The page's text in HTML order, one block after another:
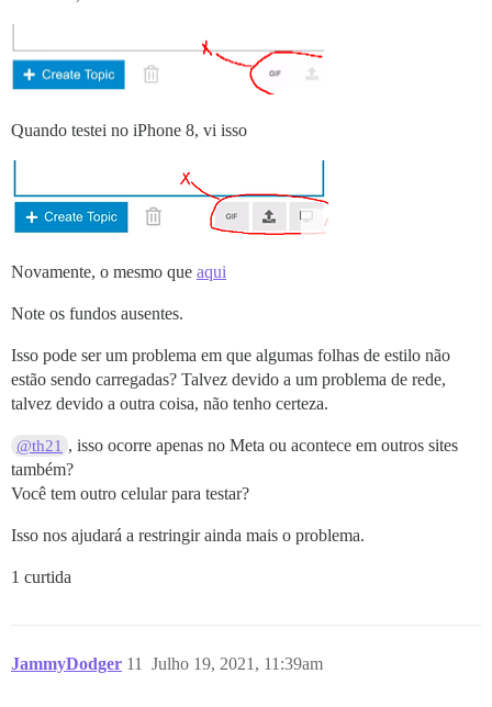
Quando testei no iPhone 8, vi isso
Novamente, o mesmo que aqui
Note os fundos ausentes.
Isso pode ser um problema em que algumas folhas de estilo não
estão sendo carregadas? Talvez devido a um problema de rede,
talvez devido a outra coisa, não tenho certeza.
@th21 , isso ocorre apenas no Meta ou acontece em outros sites
também?
Você tem outro celular para testar?
Isso nos ajudará a restringir ainda mais o problema.
1 curtida
JammyDodger Julho 19, 2021, 11:39am
11